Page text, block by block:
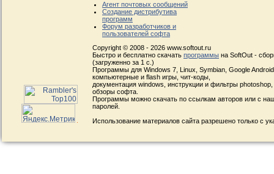
Агент почтовых сообщений
Создание дистрибутива
программ
Форум разработчиков и
пользователей софта
Copyright © 2008 - 2026 www.softout.ru
Быстро и бесплатно скачать программы на SoftOut -
(загруженно за 1 с.)
Программы для Windows 7, Linux, Symbian, Google
компьютерные и flash игры, чит-коды,
документация windows, инструкции и фильтры
обзоры софта.
Программы можно скачать по ссылкам авторов или с
паролей.
Использование материалов сайта разрешено только с